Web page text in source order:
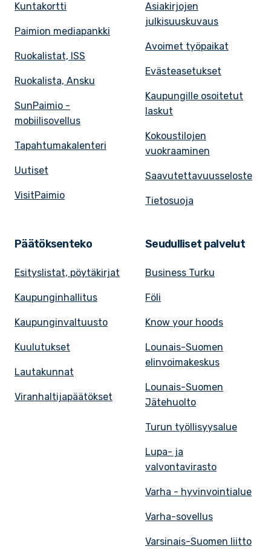
Kuntakortti
Paimion mediapankki
Ruokalistat, ISS
Ruokalista, Ansku
SunPaimio -
mobiilisovellus
Tapahtumakalenteri
Uutiset
VisitPaimio
Asiakirjojen
julkisuuskuvaus
Avoimet työpaikat
Evästeasetukset
Kaupungille osoitetut
laskut
Kokoustilojen
vuokraaminen
Saavutettavuusseloste
Tietosuoja
Päätöksenteko
Esityslistat, pöytäkirjat
Kaupunginhallitus
Kaupunginvaltuusto
Kuulutukset
Lautakunnat
Viranhaltijapäätökset
Seudulliset palvelut
Business Turku
Föli
Know your hoods
Lounais-Suomen
elinvoimakeskus
Lounais-Suomen
Jätehuolto
Turun työllisyysalue
Lupa- ja
valvontavirasto
Varha - hyvinvointialue
Varha-sovellus
Varsinais-Suomen liitto